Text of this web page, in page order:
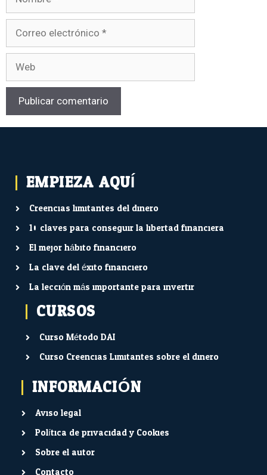
EMPIEZA AQUÍ...
Creencias limitantes del dinero
10 claves para conseguir la libertad financiera
El mejor hábito financiero
La clave del éxito financiero
La lección más importante para invertir
CURSOS
Curso Método DAI
Curso Creencias Limitantes sobre el dinero
INFORMACIÓN
Aviso legal
Política de privacidad y Cookies
Sobre el autor